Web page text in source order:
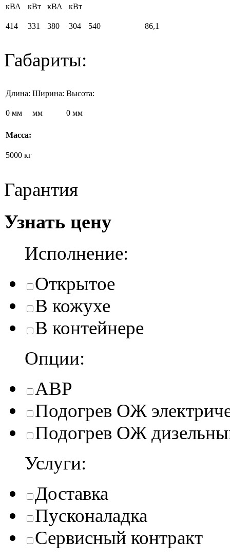
кВА
кВт кВА кВт
414 331 380 304 540 86,1
Габариты:
Длина: Ширина: Высота:
0 мм мм 0 мм
Масса:
5000 кг
Гарантия
Узнать цену
Исполнение:
Открытое
В кожухе
В контейнере
Опции:
АВР
Подогрев ОЖ
Подогрев ОЖ
Услуги:
Доставка
Пусконаладка
Сервисный контракт